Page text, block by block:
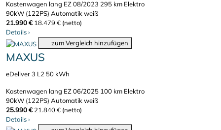
Kastenwagen lang EZ 08/2023 295 km Elektro
90kW (122PS) Automatikweiß
21.990 € 18.479 € (netto)
Details›
zum Vergleich hinzufügen
MAXUS
eDeliver 3 L2 50 kWh
Kastenwagen lang EZ 06/2025 100 km Elektro
90kW (122PS) Automatikweiß
25.990 € 21.840 € (netto)
Details›